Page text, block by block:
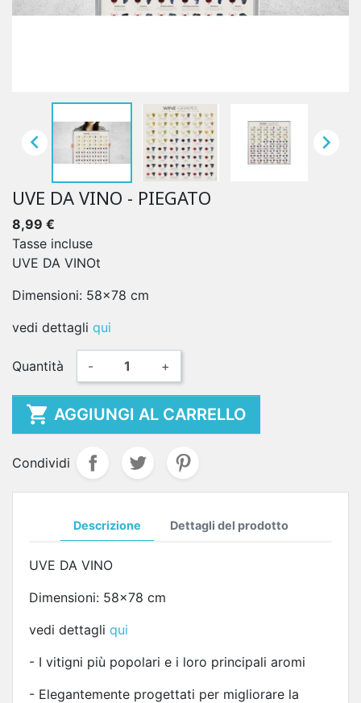
 
UVE DA VINO - PIEGATO
8,99 €
Tasse incluse
UVE DA VINOt
Dimensioni: 58x78 cm
vedi dettagli qui
Quantità - +
 AGGIUNGI AL CARRELLO
Condividi
Descrizione Dettagli del prodotto
UVE DA VINO
Dimensioni: 58x78 cm
vedi dettagli qui
- I vitigni più popolari e i loro principali aromi
- Elegantemente progettati per migliorare la